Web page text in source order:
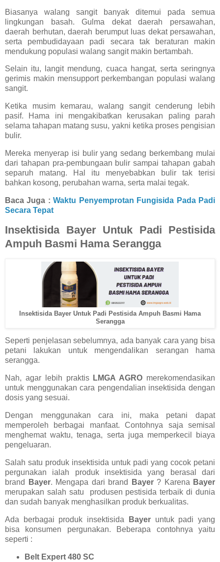
Biasanya walang sangit banyak ditemui pada semua
lingkungan basah. Gulma dekat daerah persawahan,
daerah berhutan, daerah berumput luas dekat persawahan,
serta pembudidayaan padi secara tak beraturan makin
mendukung populasi walang sangit makin bertambah.
Selain itu, langit mendung, cuaca hangat, serta seringnya
gerimis makin mensupport perkembangan populasi walang
sangit.
Ketika musim kemarau, walang sangit cenderung lebih
pasif. Hama ini mengakibatkan kerusakan paling parah
selama tahapan matang susu, yakni ketika proses pengisian
bulir.
Mereka menyerap isi bulir yang sedang berkembang mulai
dari tahapan pra-pembungaan bulir sampai tahapan gabah
separuh matang. Hal itu menyebabkan bulir tak terisi
bahkan kosong, perubahan warna, serta malai tegak.
Baca Juga :Waktu Penyemprotan Fungisida Pada Padi
Secara Tepat
Insektisida Bayer Untuk Padi Pestisida
Ampuh Basmi Hama Serangga
Insektisida Bayer Untuk Padi Pestisida Ampuh Basmi Hama
Serangga
Seperti penjelasan sebelumnya, ada banyak cara yang bisa
petani lakukan untuk mengendalikan serangan hama
serangga.
Nah, agar lebih praktis LMGA AGRO merekomendasikan
untuk menggunakan cara pengendalian insektisida dengan
dosis yang sesuai.
Dengan menggunakan cara ini, maka petani dapat
memperoleh berbagai manfaat. Contohnya saja semisal
menghemat waktu, tenaga, serta juga memperkecil biaya
pengeluaran.
Salah satu produk insektisida untuk padi yang cocok petani
pergunakan ialah produk insektisida yang berasal dari
brand
Bayer. Mengapa dari brand Bayer ? Karena Bayer
merupakan salah satu produsen pestisida terbaik di dunia
dan sudah banyak menghasilkan produk berkualitas.
Ada berbagai produk insektisida Bayer untuk padi yang
bisa konsumen pergunakan. Beberapa contohnya yaitu
seperti :
Belt Expert 480 SC